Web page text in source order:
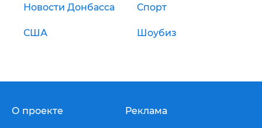
Новости Донбасса Спорт
США Шоубиз
О проекте Реклама